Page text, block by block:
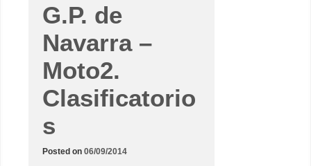
G.P. de
Navarra –
Moto2.
Clasificatorio
s
Posted on 06/09/2014